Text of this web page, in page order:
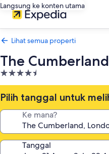
Langsung ke konten utama
Lihat semua properti
The
Properti
bintang
4.5
Pilih tanggal untuk
Ke mana?
Tanggal